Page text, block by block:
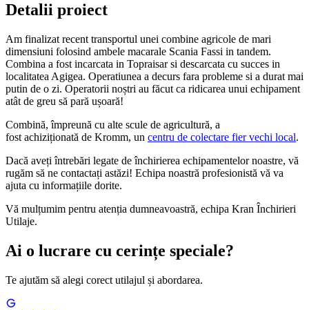
Detalii proiect
Am finalizat recent transportul unei combine agricole de mari
dimensiuni folosind ambele macarale Scania Fassi in tandem.
Combina a fost incarcata in Topraisar si descarcata cu succes in
localitatea Agigea. Operatiunea a decurs fara probleme si a durat mai
putin de o zi. Operatorii noștri au făcut ca ridicarea unui echipament
atât de greu să pară ușoară!
Combină, împreună cu alte scule de agricultură, a
fost achiziționată de Kromm, un centru de colectare fier vechi local.
Dacă aveți întrebări legate de închirierea echipamentelor noastre, vă
rugăm să ne contactați astăzi! Echipa noastră profesionistă vă va
ajuta cu informațiile dorite.
Vă mulțumim pentru atenția dumneavoastră, echipa Kran Închirieri
Utilaje.
Ai o lucrare cu cerințe speciale?
Te ajutăm să alegi corect utilajul și abordarea.